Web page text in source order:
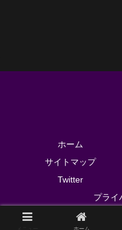
ホーム
サイトマップ
Twitter
プライ
©
ホーム